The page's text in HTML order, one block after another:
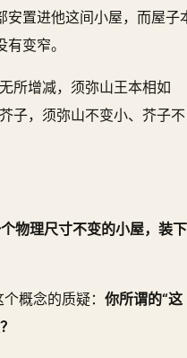
置进他这间小屋，而屋子
变窄。
所增减，须弥山王本相如
子，须弥山不变小、芥子不
物理尺寸不变的小屋，装下
概念的质疑： 你所谓的“这